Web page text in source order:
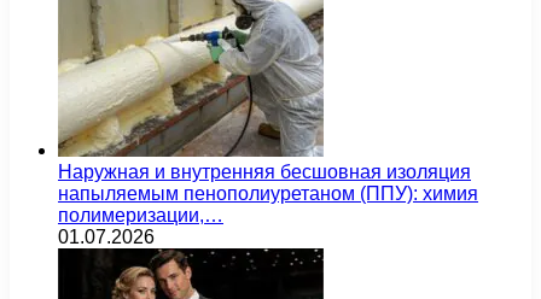
Наружная и внутренняя бесшовная изоляция
напыляемым пенополиуретаном (ППУ): химия
полимеризации,…
01.07.2026